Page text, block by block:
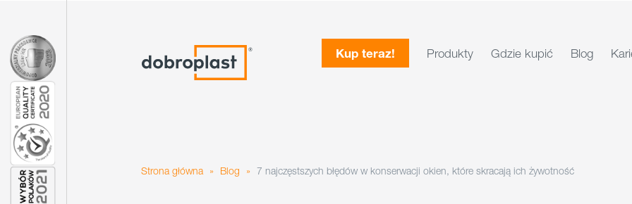
Kup teraz! Produkty Gdzie kupić Blog
Strona główna » Blog » 7 najczęstszych błędów w konserwacji okien, które skracają ich żywotność